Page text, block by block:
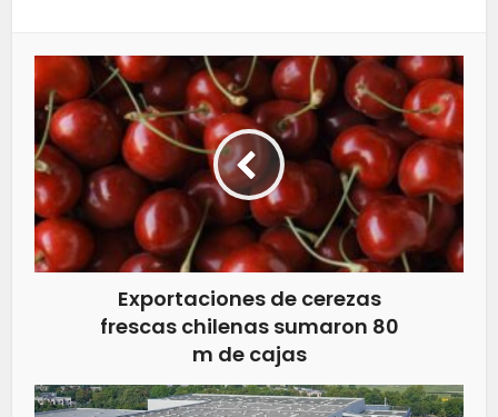
Exportaciones de cerezas
frescas chilenas sumaron 80
m de cajas